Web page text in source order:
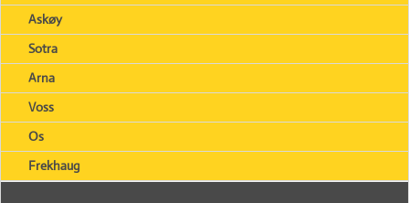
Askøy
Sotra
Arna
Voss
Os
Frekhaug